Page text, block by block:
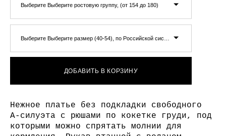
Выберите Выберите ростовую группу, (от 154 до 180)
ДОБАВИТЬ В КОРЗИНУ
Нежное платье без подкладки свободного
А-силуэта с рюшами по кокетке груди, под
которыми можно спрятать молнии для